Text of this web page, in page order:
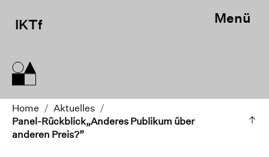
IKTf Menü
Home / Aktuelles /
Panel-Rückblick„Anderes Publikum über
anderen Preis?”